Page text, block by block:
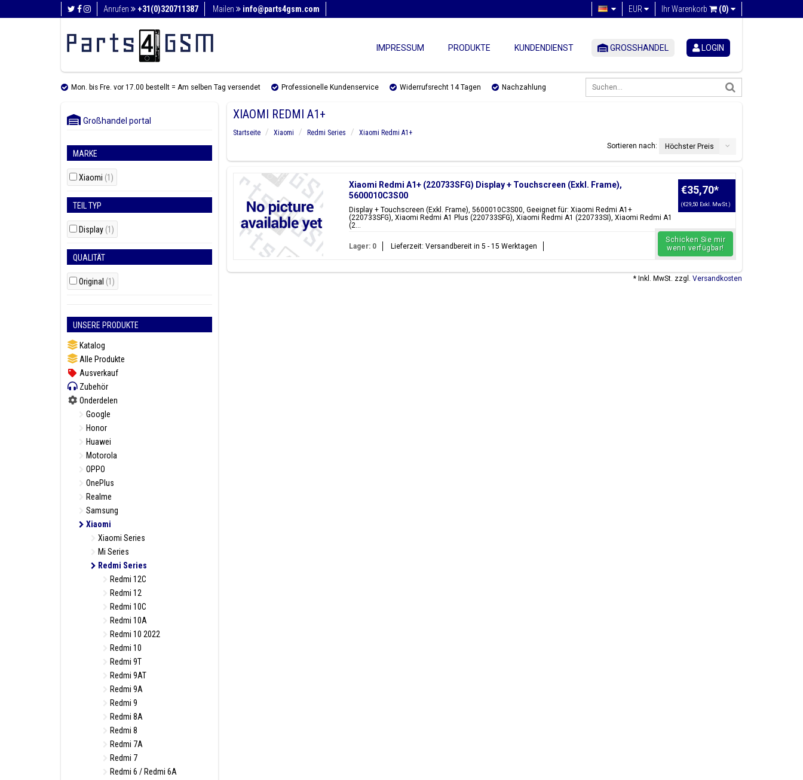
Anrufen +31(0)320711387 Mailen info@parts4gsm.com Ihr Warenkorb (0)
EUR
IMPRESSUM PRODUKTE KUNDENDIENST GROSSHANDEL LOGIN
Mon. bis Fre. vor 17.00 bestellt = Am selben Tag versendet Professionelle Kundenservice Widerrufsrecht 14 Tagen Nachzahlung
Großhandel portal
MARKE
Xiaomi (1)
TEIL TYP
Display (1)
QUALITÄT
Original (1)
UNSERE PRODUKTE
Katalog
Alle Produkte
Ausverkauf
Zubehör
Onderdelen
Google
Honor
Huawei
Motorola
OPPO
OnePlus
Realme
Samsung
Xiaomi
Xiaomi Series
Mi Series
Redmi Series
Redmi 12C
Redmi 12
Redmi 10C
Redmi 10A
Redmi 10 2022
Redmi 10
Redmi 9T
Redmi 9AT
Redmi 9A
Redmi 9
Redmi 8A
Redmi 8
Redmi 7A
Redmi 7
Redmi 6 / Redmi 6A
XIAOMI REDMI A1+
Startseite Xiaomi Redmi Series
Xiaomi Redmi A1+
Sortieren nach:
Höchster Preis
Xiaomi Redmi A1+ (220733SFG) Display + Touchscreen (Exkl. Frame),
5600010C3S00
Display + Touchscreen (Exkl. Frame), 5600010C3S00, Geeignet für: Xiaomi Redmi A1+
(220733SFG), Xiaomi Redmi A1 Plus (220733SFG), Xiaomi Redmi A1 (220733SI), Xiaomi Redmi A1
(2...
€35,70*
(€29,50 Exkl. MwSt.)
Lager: 0 Lieferzeit: Versandbereit in 5 - 15 Werktagen
Schicken Sie mir
wenn verfügbar!
* Inkl. MwSt. zzgl. Versandkosten